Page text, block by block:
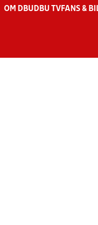
OM DBU DBU TV FANS &